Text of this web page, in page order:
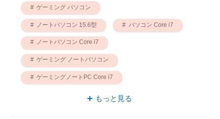
ゲーミング パソコン
ノートパソコン 15.6型 パソコン Core i7
ノートパソコン Core i7
ゲーミング ノートパソコン
ゲーミングノートPC Core i7
もっと見る